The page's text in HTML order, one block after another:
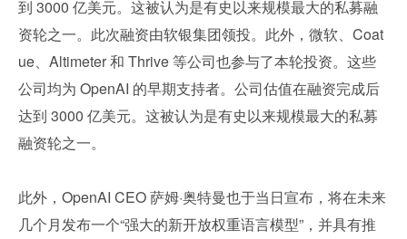
到 3000 亿美元。这被认为是有史以来规模最大的私募融
资轮之一。此次融资由软银集团领投。此外，微软、Coat
ue、Altimeter 和 Thrive 等公司也参与了本轮投资。这些
公司均为 OpenAI 的早期支持者。公司估值在融资完成后
达到 3000 亿美元。这被认为是有史以来规模最大的私募
融资轮之一。
此外，OpenAI CEO 萨姆·奥特曼也于当日宣布，将在未来
几个月发布一个“强大的新开放权重语言模型”，并具有推